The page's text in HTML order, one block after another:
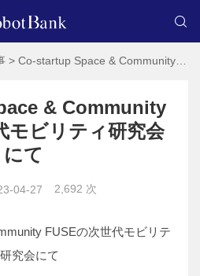
> Co-startup Space & Community FUSEの次世代モビリティ研究会にて
& Community
モビリティ研究会
にて
04-27 2,692 次
FUSEの次世代モビリテ
究会にて